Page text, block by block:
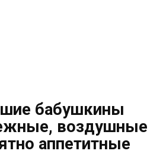
бабушкины
воздушные
аппетитные